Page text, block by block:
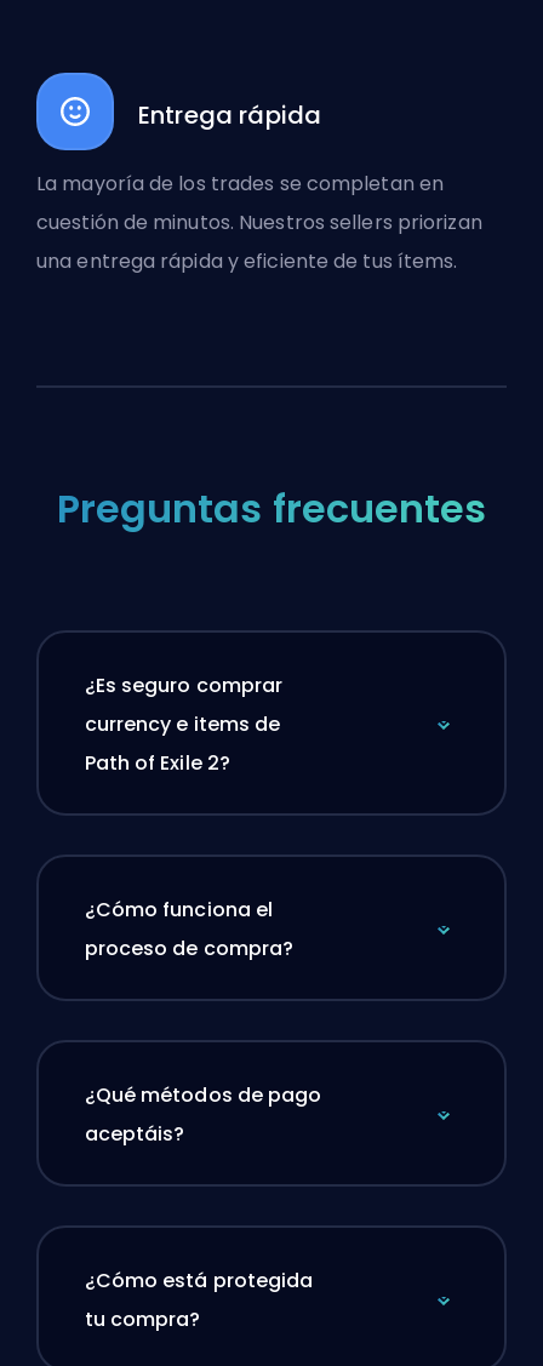
Entrega rápida
La mayoría de los trades se completan en
cuestión de minutos. Nuestros sellers priorizan
una entrega rápida y eficiente de tus ítems.
Preguntas frecuentes
¿Es seguro comprar
currency e items de
Path of Exile 2?
¿Cómo funciona el
proceso de compra?
¿Qué métodos de pago
aceptáis?
¿Cómo está protegida
tu compra?